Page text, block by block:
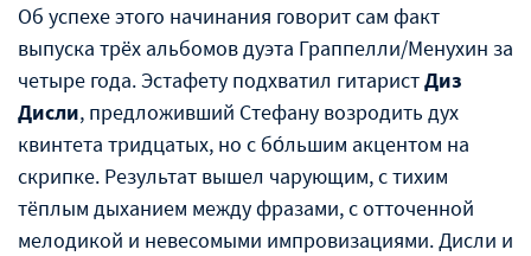
Об успехе этого начинания говорит сам факт
выпуска трёх альбомов дуэта Граппелли/Менухин за
четыре года. Эстафету подхватил гитаристДиз
Дисли, предложивший Стефану возродить дух
квинтета тридцатых, но с бо́льшим акцентом на
скрипке. Результат вышел чарующим, с тихим
тёплым дыханием между фразами, с отточенной
мелодикой и невесомыми импровизациями. Дисли и